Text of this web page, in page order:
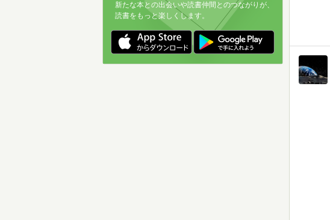
新たな本との出会いや読書仲間とのつながりが、
読書をもっと楽しくします。